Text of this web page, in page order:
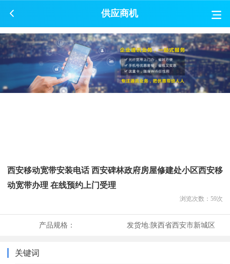
供应商机
西安移动宽带安装电话 西安碑林政府房屋修建处小区西安移
动宽带办理 在线预约上门受理
浏览次数： 59次
产品规格： 发货地:陕西省西安市新城区
关键词